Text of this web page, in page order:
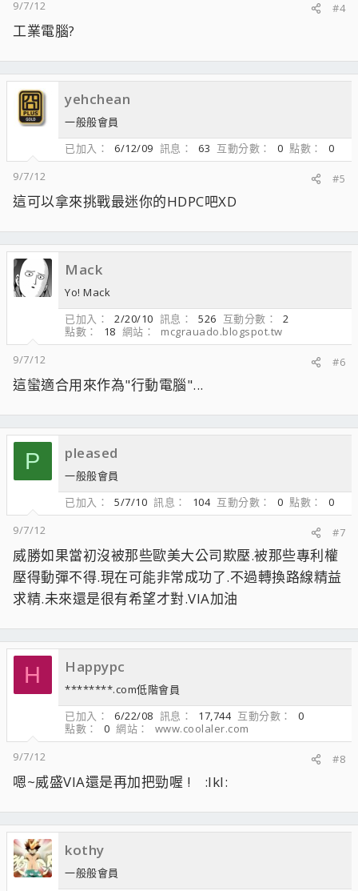
9/7/12 #4
工業電腦?
yehchean
一般般會員
已加入
6/12/09 訊息 63 互動分數 0 點數
0
9/7/12
#5
這可以拿來挑戰最迷你的HDPC吧XD
Mack
Yo! Mack
已加入
2/20/10 訊息 526 互動分數
2
點數
18 網站
mcgrauado.blogspot.tw
9/7/12
#6
這蠻適合用來作為"行動電腦"...
P pleased
一般般會員
已加入
5/7/10 訊息 104 互動分數 0 點數
0
9/7/12
#7
威勝如果當初沒被那些歐美大公司欺壓.被那些專利權
壓得動彈不得.現在可能非常成功了.不過轉換路線精益
求精.未來還是很有希望才對.VIA加油
H Happypc
********.com低階會員
已加入
6/22/08 訊息 17,744 互動分數
0
點數
0 網站
www.coolaler.com
9/7/12
#8
嗯~威盛VIA還是再加把勁喔 ! :lkl:
kothy
一般般會員